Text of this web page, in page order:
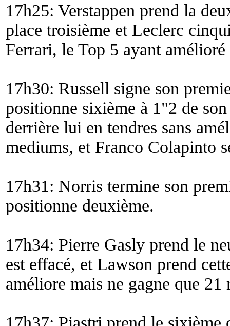
17h25: Verstappen prend la
place troisième et Leclerc
Ferrari, le Top 5 ayant amélioré
17h30: Russell signe son
positionne sixième à 1"2 de
derrière lui en tendres sans
mediums, et Franco Colapinto
17h31: Norris termine son
positionne deuxième.
17h34: Pierre Gasly prend le
est effacé, et Lawson prend
améliore mais ne gagne que